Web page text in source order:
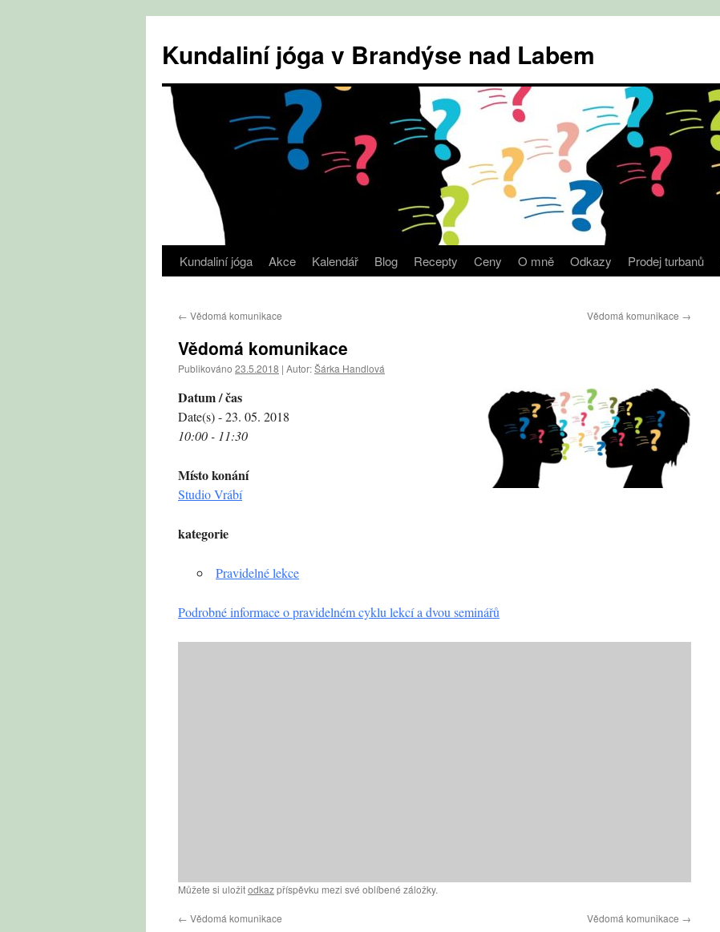
obsahu
webu
Kundaliní jóga v Brandýse nad Labem
Kundaliní jóga Akce Kalendář Blog Recepty Ceny O mně Odkazy Prodej turbanů
← Vědomá komunikace Vědomá komunikace →
Vědomá komunikace
Publikováno 23.5.2018 | Autor:Šárka Handlová
Datum / čas
Date(s) - 23. 05. 2018
10:00 - 11:30
Místo konání
Studio Vrábí
kategorie
Pravidelné lekce
Podrobné informace o pravidelném cyklu lekcí a dvou seminářů
Můžete si uložitodkazpříspěvku mezi své oblíbené záložky.
← Vědomá komunikace Vědomá komunikace →